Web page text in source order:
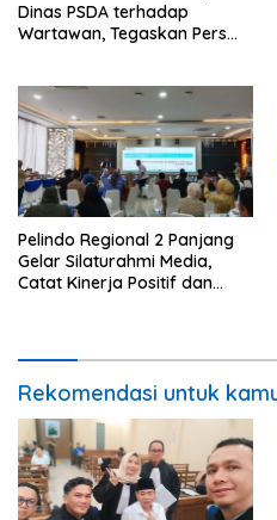
Dinas PSDA terhadap
Wartawan, Tegaskan Pers
Pelindo Regional 2 Panjang
Gelar Silaturahmi Media,
Catat Kinerja Positif dan
Rekomendasi untuk